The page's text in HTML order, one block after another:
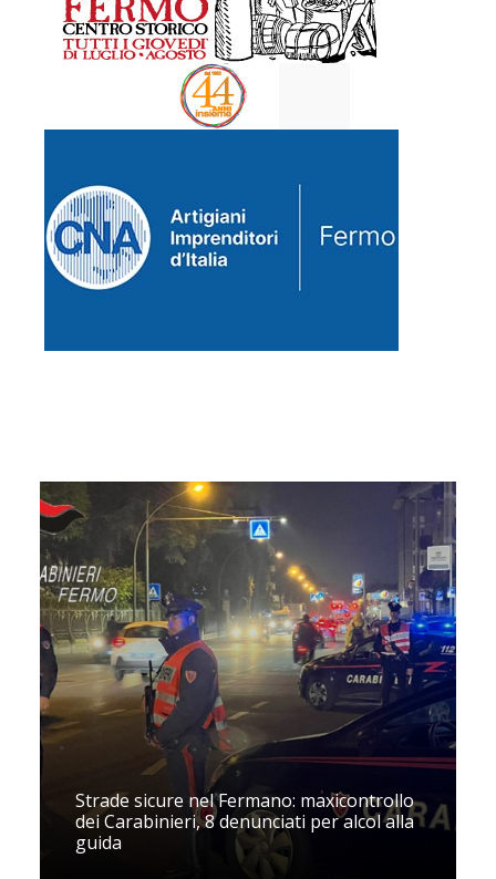
Strade sicure nel Fermano: maxicontrollo
dei Carabinieri, 8 denunciati per alcol alla
guida